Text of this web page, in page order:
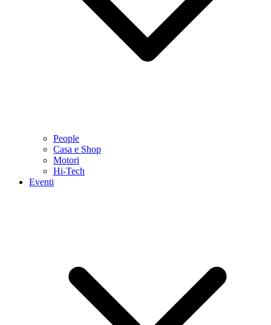
People
Casa e Shop
Motori
Hi-Tech
Eventi